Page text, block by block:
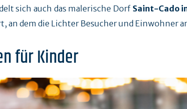
sich auch das malerische Dorf Saint-Cado
an dem die Lichter Besucher und Einwohner
für Kinder